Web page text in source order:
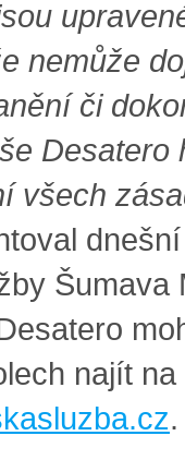
nemůže
či
Desatero
všech
Šumava
najít
.